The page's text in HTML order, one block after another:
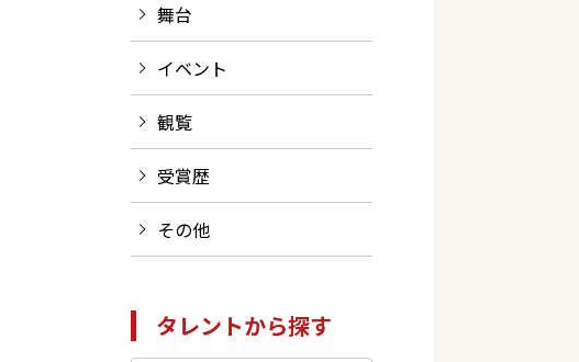
舞台
イベント
観覧
受賞歴
その他
タレントから探す